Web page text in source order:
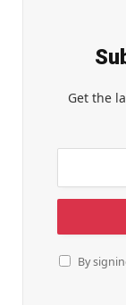
Get the
By